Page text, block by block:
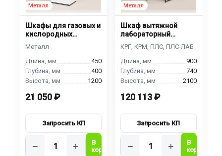
Шкафы для газовых и
кислородных
450
400
1200
21 050 ₽
− +
Шкаф вытяжной
лабораторный
900
740
2100
120 113 ₽
− +